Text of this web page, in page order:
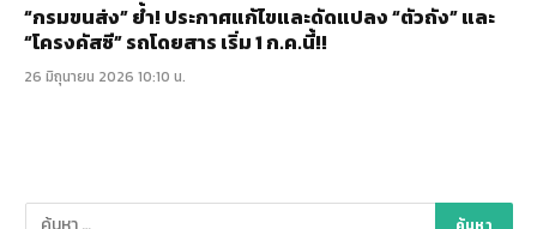
“กรมขนส่ง” ย้ำ! ประกาศแก้ไขและดัดแปลง “ตัวถัง” และ
“โครงคัสซี” รถโดยสาร เริ่ม 1 ก.ค.นี้!!
26 มิถุนายน 2026 10:10 น.